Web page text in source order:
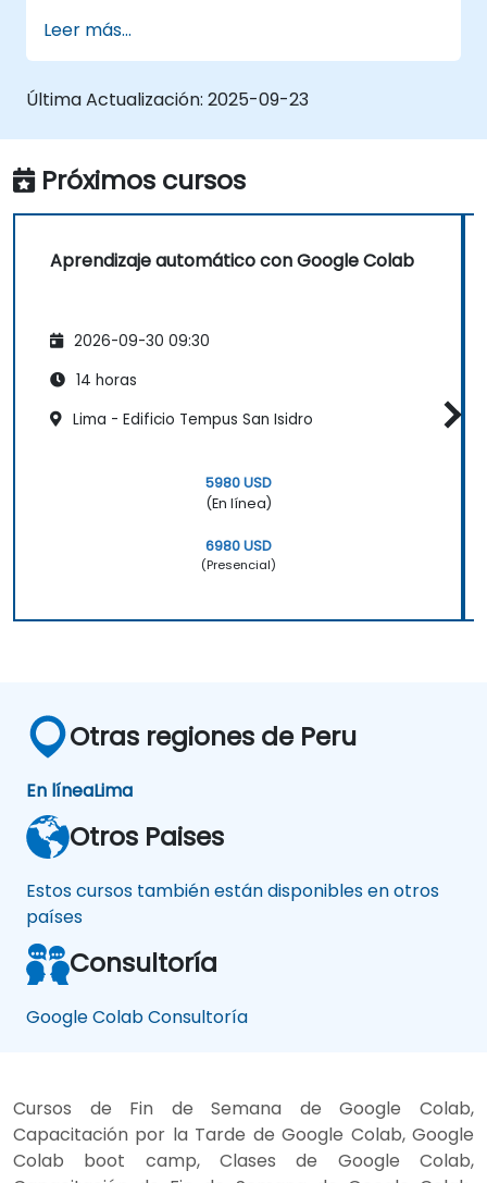
Leer más...
Última Actualización: 2025-09-23
Próximos cursos
Aprendizaje automático con Google Colab
2026-09-30 09:30
14 horas
Lima - Edificio Tempus San Isidro
5980 USD
(En línea)
6980 USD
(Presencial)
Otras regiones de Peru
En líneaLima
Otros Paises
Estos cursos también están disponibles en otros
países
Consultoría
Google Colab Consultoría
Cursos de Fin de Semana de Google Colab,
Capacitación por la Tarde de Google Colab, Google
Colab boot camp, Clases de Google Colab,